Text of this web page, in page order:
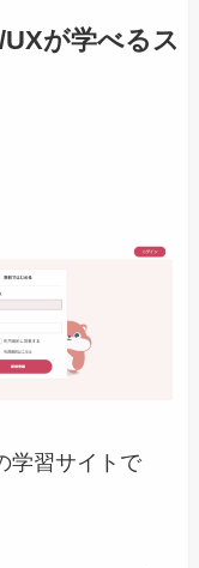
が学べるス
学習サイトで